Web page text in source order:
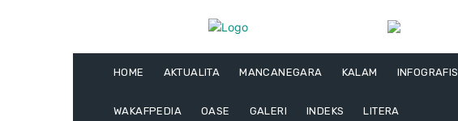
HOME AKTUALITA MANCANEGARA KALAM INFOGRAFIS
WAKAFPEDIA OASE GALERI INDEKS LITERA